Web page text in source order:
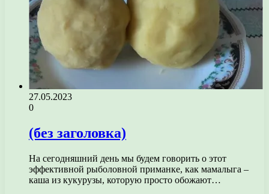
27.05.2023
0
(без заголовка)
На сегодняшний день мы будем говорить о этот
эффективной рыболовной приманке, как мамалыга –
каша из кукурузы, которую просто обожают…